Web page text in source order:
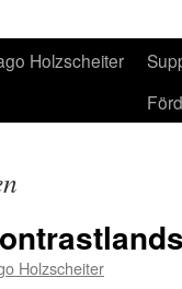
Holzscheiter
Holzscheiter